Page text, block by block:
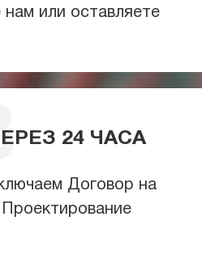
нам или оставляете
24ЧАСА
Договор на
Проектирование